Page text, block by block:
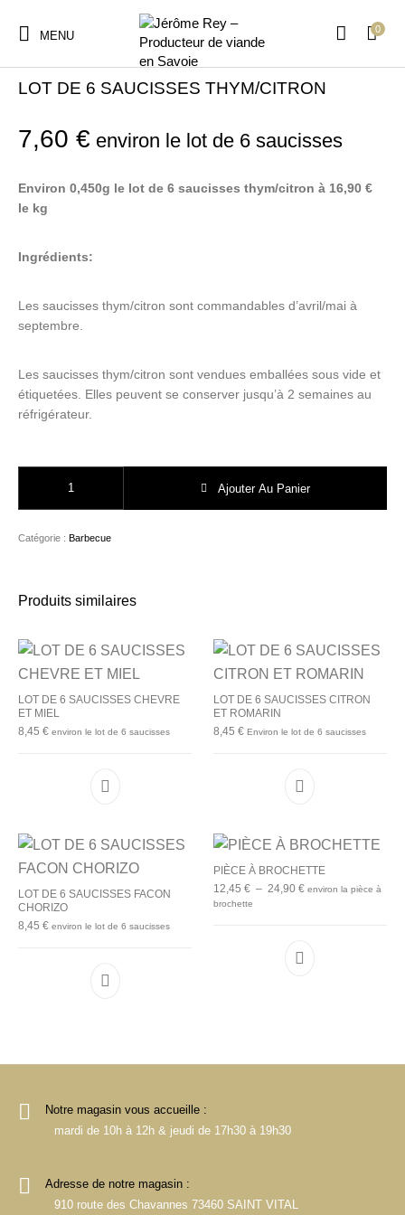
MENU
0
LOT DE 6 SAUCISSES THYM/CITRON
7,60€ environ le lot de 6 saucisses
Environ 0,450g le lot de 6 saucisses thym/citron à 16,90 €
le kg
Ingrédients:
Les saucisses thym/citron sont commandables d’avril/mai à
septembre.
Les saucisses thym/citron sont vendues emballées sous vide et
étiquetées. Elles peuvent se conserver jusqu’à 2 semaines au
réfrigérateur.
Ajouter Au Panier
Catégorie : Barbecue
Produits similaires
LOT DE 6 SAUCISSES CHEVRE
ET MIEL
8,45€ environ le lot de 6 saucisses
LOT DE 6 SAUCISSES CITRON
ET ROMARIN
8,45 € Environ le lot de 6 saucisses
LOT DE 6 SAUCISSES FACON
CHORIZO
8,45€ environ le lot de 6 saucisses
PIÈCE À BROCHETTE
12,45 € – 24,90 €Plage de prix :
environ la pièce à
brochette
Ce produit a
Notre magasin vous accueille :
mardi de 10h à 12h & jeudi de 17h30 à 19h30
Adresse de notre magasin :
910 route des Chavannes 73460 SAINT VITAL